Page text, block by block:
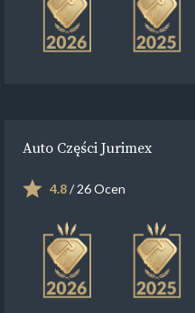
Auto Części Jurimex
4.8/ 26 Ocen